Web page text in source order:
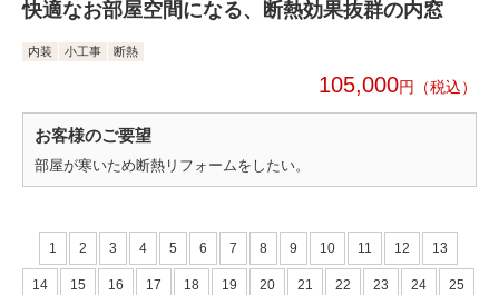
快適なお部屋空間になる、断熱効果抜群の内窓
内装 小工事 断熱
105,000円
お客様のご要望
部屋が寒いため断熱リフォームをしたい。
1 2 3 4 5 6 7 8 9 10 11 12 13
14 15 16 17 18 19 20 21 22 23 24 25